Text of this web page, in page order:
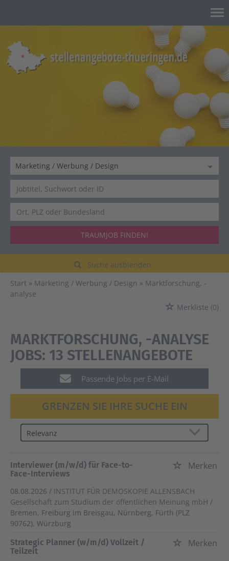
TRAUMJOB FINDEN!
Suche ausblenden
Start
Marketing / Werbung / Design
Marktforschung, -
analyse
Merkliste (0)
MARKTFORSCHUNG, -ANALYSE
JOBS: 13 STELLENANGEBOTE
Passende Jobs per E-Mail
GRENZEN SIE IHRE SUCHE EIN
Interviewer (m/w/d) für Face-to-
Face-Interviews
Merken
08.08.2026 / INSTITUT FÜR DEMOSKOPIE ALLENSBACH
Gesellschaft zum Studium der öffentlichen Meinung mbH /
Bremen, Freiburg im Breisgau, Nürnberg, Fürth (PLZ
90762), Würzburg
Strategic Planner (w/m/d) Vollzeit /
Teilzeit
Merken